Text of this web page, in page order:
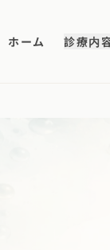
ホーム 診療内